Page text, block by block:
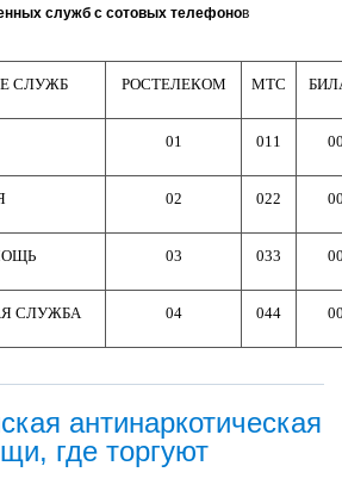
служб с сотовых телефонов
СЛУЖБ РОСТЕЛЕКОМ МТС
01 011
02 022
03 033
СЛУЖБА 04 044
антинаркотическая
где торгуют